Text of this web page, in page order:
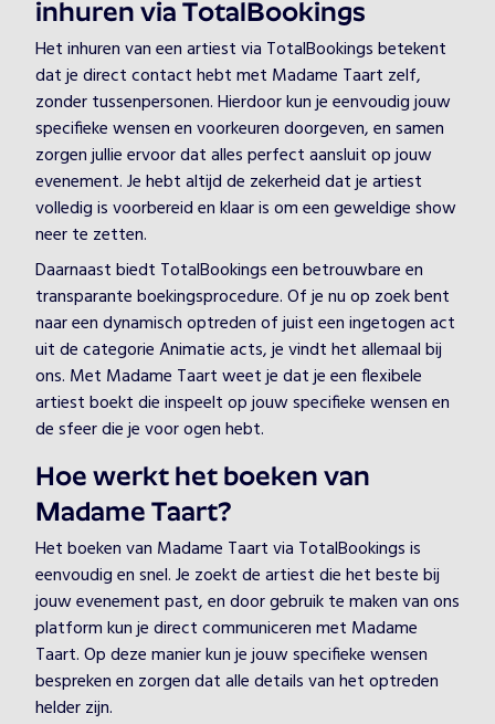
inhuren via TotalBookings
Het inhuren van een artiest via TotalBookings betekent
dat je direct contact hebt met Madame Taart zelf,
zonder tussenpersonen. Hierdoor kun je eenvoudig jouw
specifieke wensen en voorkeuren doorgeven, en samen
zorgen jullie ervoor dat alles perfect aansluit op jouw
evenement. Je hebt altijd de zekerheid dat je artiest
volledig is voorbereid en klaar is om een geweldige show
neer te zetten.
Daarnaast biedt TotalBookings een betrouwbare en
transparante boekingsprocedure. Of je nu op zoek bent
naar een dynamisch optreden of juist een ingetogen act
uit de categorie Animatie acts, je vindt het allemaal bij
ons. Met Madame Taart weet je dat je een flexibele
artiest boekt die inspeelt op jouw specifieke wensen en
de sfeer die je voor ogen hebt.
Hoe werkt het boeken van
Madame Taart?
Het boeken van Madame Taart via TotalBookings is
eenvoudig en snel. Je zoekt de artiest die het beste bij
jouw evenement past, en door gebruik te maken van ons
platform kun je direct communiceren met Madame
Taart. Op deze manier kun je jouw specifieke wensen
bespreken en zorgen dat alle details van het optreden
helder zijn.